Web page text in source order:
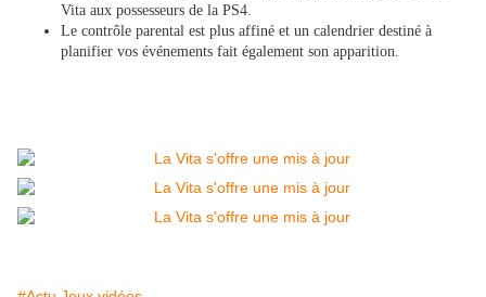
Vita aux possesseurs de la PS4.
Le contrôle parental est plus affiné et un calendrier destiné à
planifier vos événements fait également son apparition.